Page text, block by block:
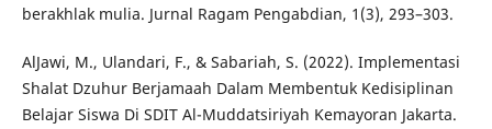
berakhlak mulia. Jurnal Ragam Pengabdian, 1(3), 293–303.
AlJawi, M., Ulandari, F., & Sabariah, S. (2022). Implementasi
Shalat Dzuhur Berjamaah Dalam Membentuk Kedisiplinan
Belajar Siswa Di SDIT Al-Muddatsiriyah Kemayoran Jakarta.